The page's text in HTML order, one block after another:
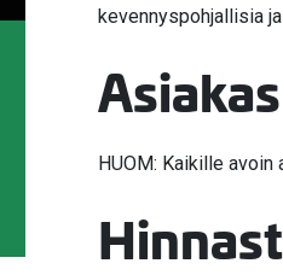
Avaa/sulje alavalikko
Avaa/sulje alavalikko
kevennyspohjallisia
HUOM: Kaikille